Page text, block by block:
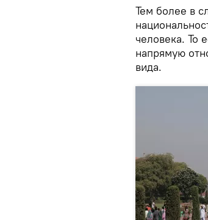
Тем более в
человека. То
напрямую
вида.